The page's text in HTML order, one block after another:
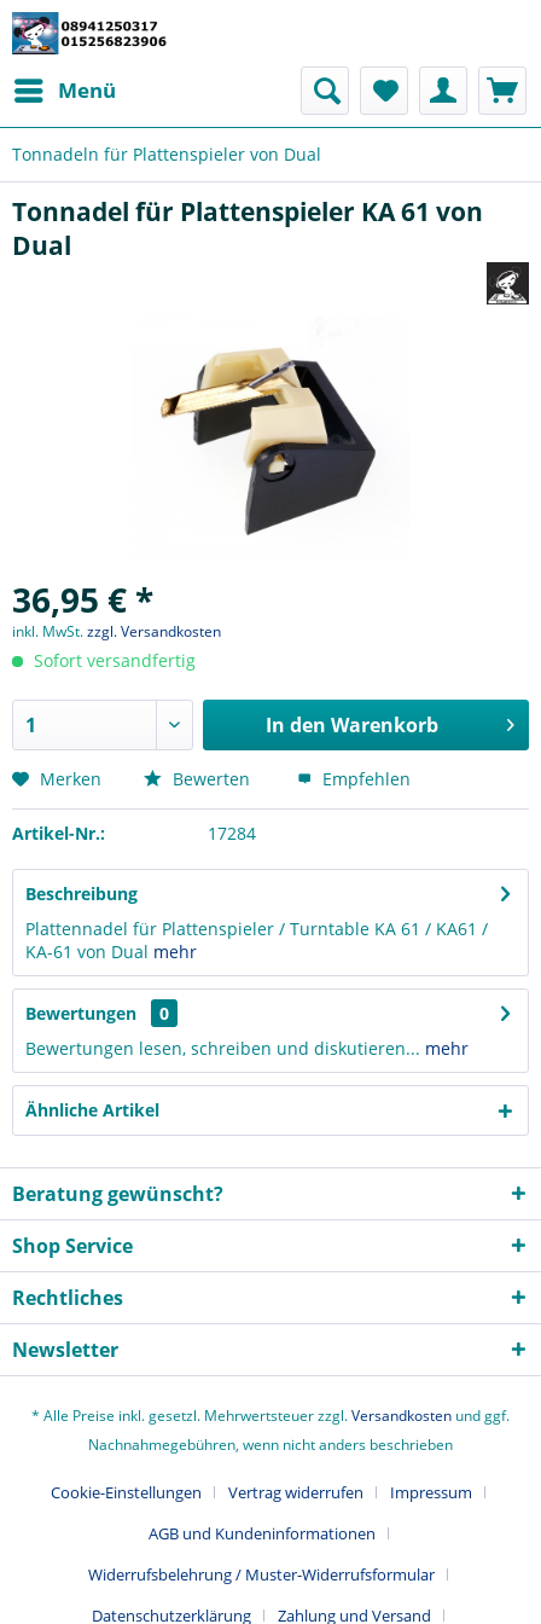
Menü
Tonnadeln für Plattenspieler von Dual
Tonnadel für Plattenspieler KA 61 von
Dual
36,95 € *
inkl. MwSt.zzgl. Versandkosten
Sofort versandfertig
In den Warenkorb
Merken Bewerten Empfehlen
Artikel-Nr.: 17284
Beschreibung
Plattennadel für Plattenspieler / Turntable KA 61 / KA61 /
KA-61 von Dual mehr
Bewertungen
0
Bewertungen lesen, schreiben und diskutieren... mehr
Ähnliche Artikel
Beratung gewünscht?
Shop Service
Rechtliches
Newsletter
* Alle Preise inkl. gesetzl. Mehrwertsteuer zzgl.Versandkosten und ggf.
Nachnahmegebühren, wenn nicht anders beschrieben
Cookie-Einstellungen Vertrag widerrufen
Impressum
AGB und Kundeninformationen
Widerrufsbelehrung / Muster-Widerrufsformular
Datenschutzerklärung
Zahlung und Versand